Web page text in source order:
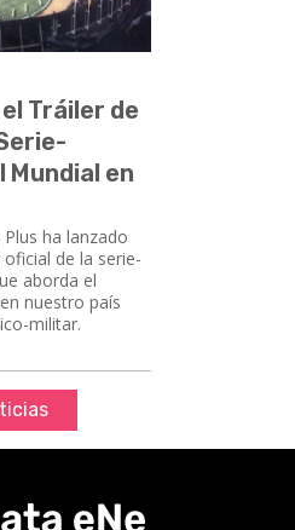
Tráiler de
Mundial en
ha lanzado
de la serie-
aborda el
nuestro país
militar.